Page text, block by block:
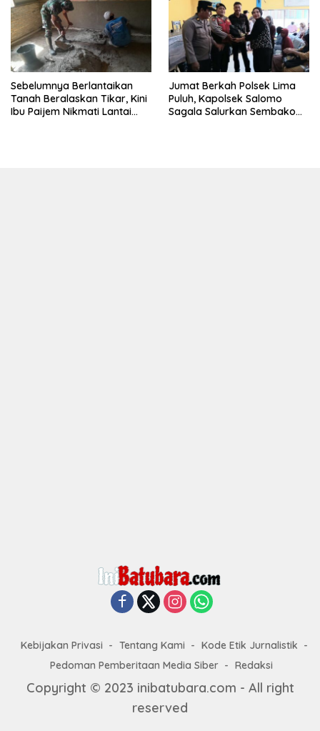
Sebelumnya Berlantaikan
Tanah Beralaskan Tikar, Kini
Ibu Paijem Nikmati Lantai
Jumat Berkah Polsek Lima
Puluh, Kapolsek Salomo
Sagala Salurkan Sembako
Kebijakan Privasi Tentang Kami
Kode Etik Jurnalistik
Pedoman Pemberitaan Media Siber
Redaksi
Copyright © 2023 inibatubara.com - All right
reserved